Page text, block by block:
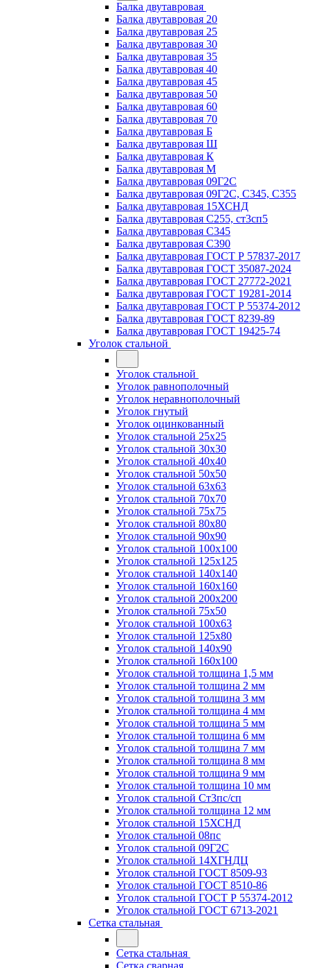
Балка двутавровая
Балка двутавровая 20
Балка двутавровая 25
Балка двутавровая 30
Балка двутавровая 35
Балка двутавровая 40
Балка двутавровая 45
Балка двутавровая 50
Балка двутавровая 60
Балка двутавровая 70
Балка двутавровая Б
Балка двутавровая Ш
Балка двутавровая К
Балка двутавровая М
Балка двутавровая 09Г2С
Балка двутавровая 09Г2С, С345, С355
Балка двутавровая 15ХСНД
Балка двутавровая С255, ст3сп5
Балка двутавровая С345
Балка двутавровая С390
Балка двутавровая ГОСТ Р 57837-2017
Балка двутавровая ГОСТ 35087-2024
Балка двутавровая ГОСТ 27772-2021
Балка двутавровая ГОСТ 19281-2014
Балка двутавровая ГОСТ Р 55374-2012
Балка двутавровая ГОСТ 8239-89
Балка двутавровая ГОСТ 19425-74
Уголок стальной
Уголок стальной
Уголок равнополочный
Уголок неравнополочный
Уголок гнутый
Уголок оцинкованный
Уголок стальной 25х25
Уголок стальной 30х30
Уголок стальной 40х40
Уголок стальной 50х50
Уголок стальной 63х63
Уголок стальной 70х70
Уголок стальной 75х75
Уголок стальной 80х80
Уголок стальной 90х90
Уголок стальной 100х100
Уголок стальной 125х125
Уголок стальной 140х140
Уголок стальной 160х160
Уголок стальной 200х200
Уголок стальной 75х50
Уголок стальной 100х63
Уголок стальной 125х80
Уголок стальной 140х90
Уголок стальной 160х100
Уголок стальной толщина 1,5 мм
Уголок стальной толщина 2 мм
Уголок стальной толщина 3 мм
Уголок стальной толщина 4 мм
Уголок стальной толщина 5 мм
Уголок стальной толщина 6 мм
Уголок стальной толщина 7 мм
Уголок стальной толщина 8 мм
Уголок стальной толщина 9 мм
Уголок стальной толщина 10 мм
Уголок стальной Ст3пс/сп
Уголок стальной толщина 12 мм
Уголок стальной 15ХСНД
Уголок стальной 08пс
Уголок стальной 09Г2С
Уголок стальной 14ХГНДЦ
Уголок стальной ГОСТ 8509-93
Уголок стальной ГОСТ 8510-86
Уголок стальной ГОСТ Р 55374-2012
Уголок стальной ГОСТ 6713-2021
Сетка стальная
Сетка стальная
Сетка сварная